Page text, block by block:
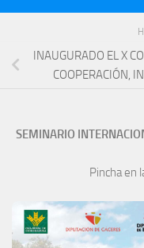
INAUGURADO EL X
COOPERACIÓN,
SEMINARIO
Pincha en